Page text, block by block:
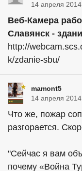
14 апреля
Веб-Камера
Славянск -
http://
k/zdanie-sbu/
mamont5
14 апреля
Что же, пожар
разгорается.
"Сейчас я вам
почему «Война